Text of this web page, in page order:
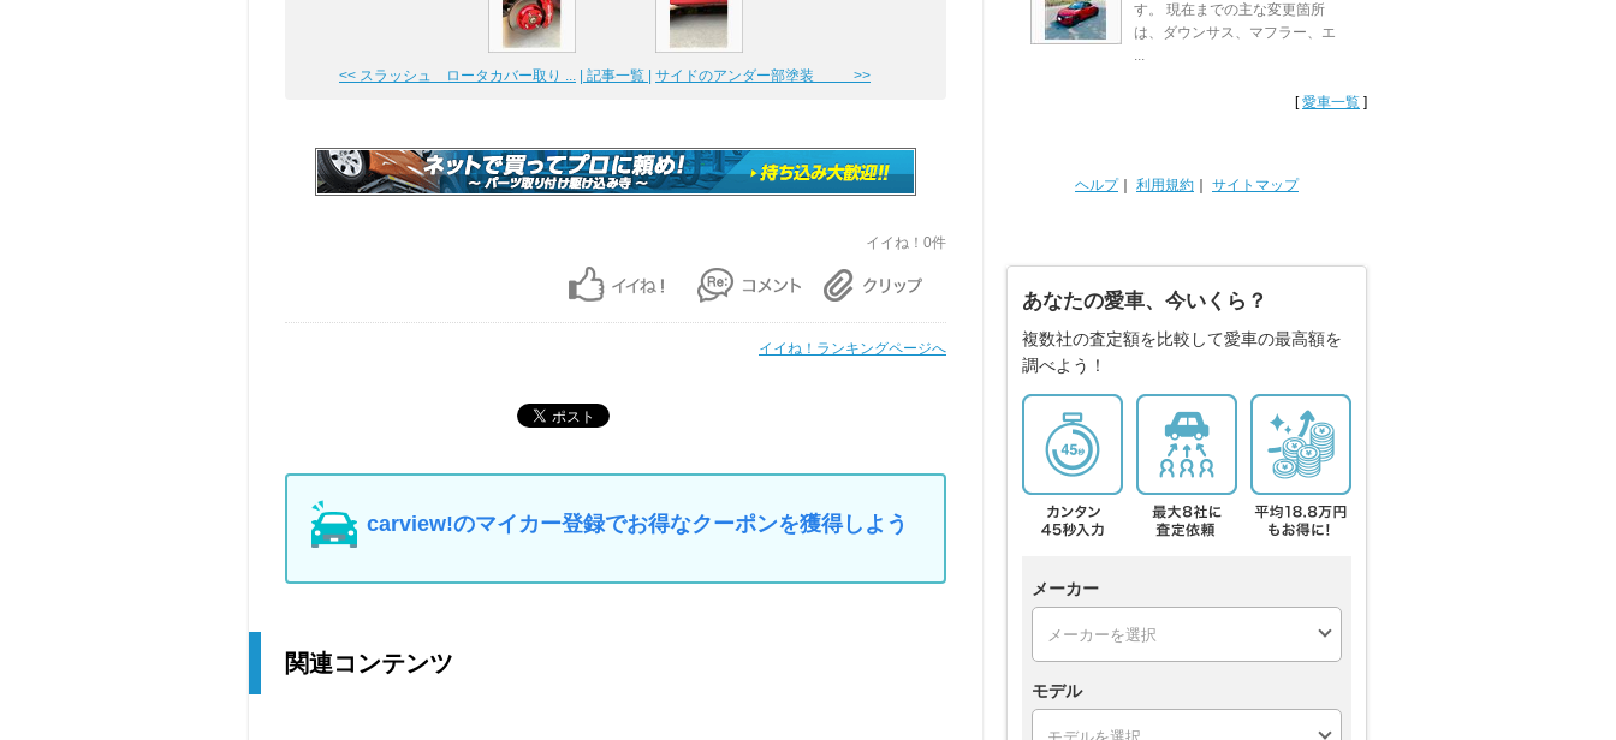
<< スラッシュ ロータカバー取り ... | 記事一覧 | サイドのアンダー部塗装 >>
イイね！0件
イイね！ランキングページへ
carview!のマイカー登録でお得なクーポンを獲得しよう
関連コンテンツ
す。 現在までの主な変更箇所
は、ダウンサス、マフラー、エ
...
[愛車一覧 ]
ヘルプ｜ 利用規約 サイトマップ
あなたの愛車、今いくら？
複数社の査定額を比較して愛車の最高額を
調べよう！
メーカー
モデル